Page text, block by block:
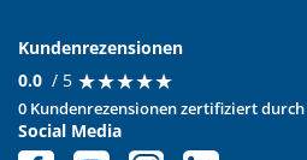
Kundenrezensionen
0.0 / 5 ★★★★★
★★★★★
0 Kundenrezensionen zertifiziert durch
Social Media